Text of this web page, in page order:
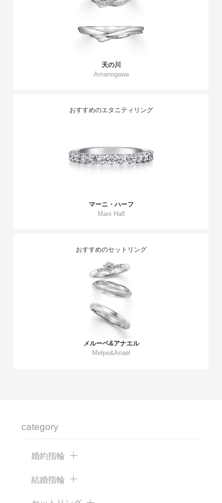
天の川
Amanogawa
おすすめのエタニティリング
マーニ・ハーフ
Mani Half
おすすめのセットリング
メルーペ&アナエル
Melpe&Anael
category
婚約指輪
結婚指輪